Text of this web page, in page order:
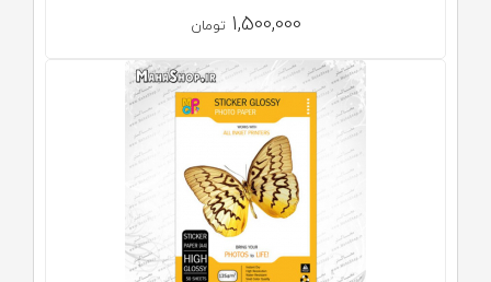
1,500,000 تومان